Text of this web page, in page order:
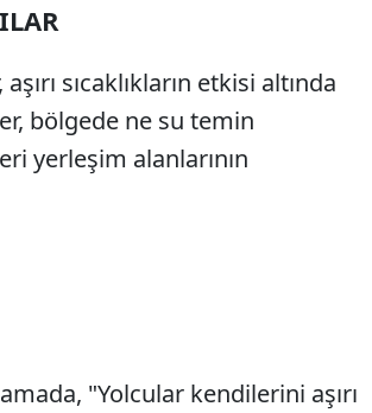
sıcaklıkların etkisi altında
bölgede ne su temin
yerleşim alanlarının
"Yolcular kendilerini aşırı